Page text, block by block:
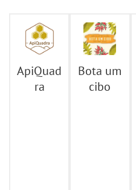
ApiQuad
ra
Bota um
cibo